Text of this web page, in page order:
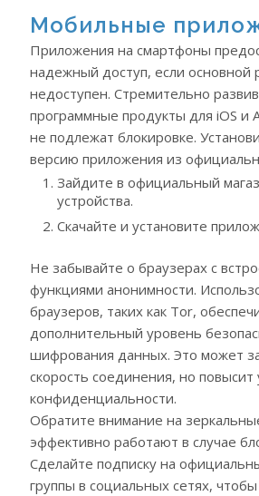
Мобильные
Приложения на смартфоны
надежный доступ, если основной
недоступен. Стремительно
программные продукты для iOS и
не подлежат блокировке.
версию приложения из
Зайдите в официальный
устройства.
Скачайте и установите
Не забывайте о браузерах с
функциями анонимности.
браузеров, таких как Tor,
дополнительный уровень
шифрования данных. Это может
скорость соединения, но повысит
конфиденциальности.
Обратите внимание на
эффективно работают в случае
Сделайте подписку на
группы в социальных сетях,